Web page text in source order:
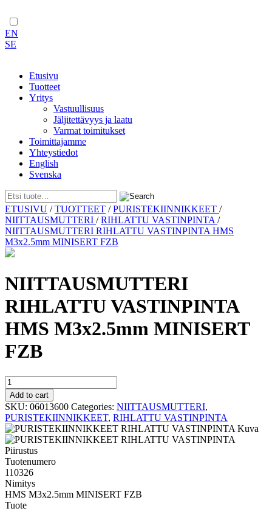
EN
SE
Etusivu
Tuotteet
Yritys
Vastuullisuus
Jäljitettävyys ja laatu
Varmat toimitukset
Toimittajamme
Yhteystiedot
English
Svenska
Skip
to
content
ETUSIVU /TUOTTEET /PURISTEKIINNIKKEET /
NIITTAUSMUTTERI /RIHLATTU VASTINPINTA /
NIITTAUSMUTTERI RIHLATTU VASTINPINTA HMS
M3x2.5mm MINISERT FZB
NIITTAUSMUTTERI
RIHLATTU VASTINPINTA
HMS M3x2.5mm MINISERT
FZB
NIITTAUSMUTTERI
RIHLATTU
VASTINPINTA
HMS
M3x2.5mm
MINISERT
FZB
quantity
Add to cart
SKU: 06013600 Categories: NIITTAUSMUTTERI,
PURISTEKIINNIKKEET, RIHLATTU VASTINPINTA
Tuotenumero
110326
Nimitys
HMS M3x2.5mm MINISERT FZB
Tuote